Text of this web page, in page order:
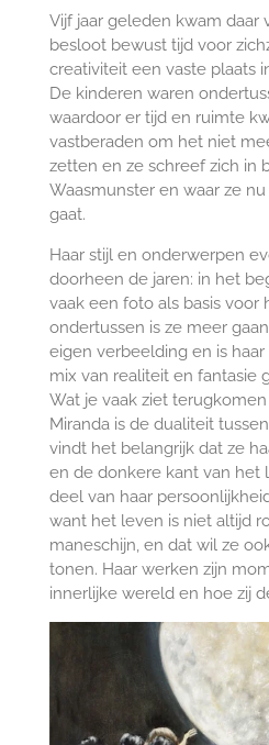
Vijf jaar geleden kwam daar
besloot bewust tijd voor
creativiteit een vaste plaats
De kinderen waren
waardoor er tijd en ruimte
vastberaden om het niet
zetten en ze schreef zich in
Waasmunster en waar ze
gaat.
Haar stijl en onderwerpen
doorheen de jaren: in het
vaak een foto als basis voor
ondertussen is ze meer
eigen verbeelding en is
mix van realiteit en fantasie
Wat je vaak ziet
Miranda is de dualiteit
vindt het belangrijk dat ze
en de donkere kant van het
deel van haar
want het leven is niet altijd
maneschijn, en dat wil ze
tonen. Haar werken zijn
innerlijke wereld en hoe zij